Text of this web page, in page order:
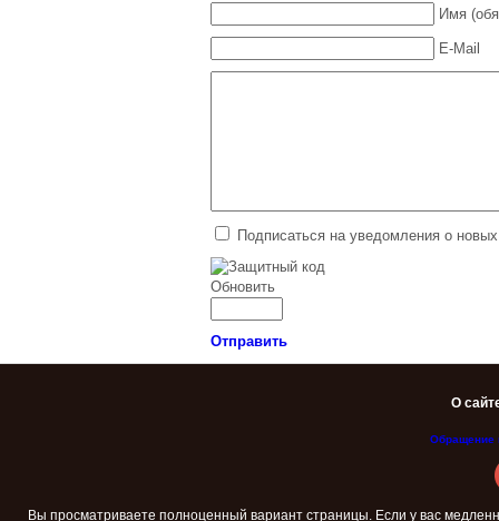
Имя
E-Mail
Подписаться на уведомления о
Обновить
Отправить
О
Обращение
Вы просматриваете полноценный вариант страницы. Если у вас